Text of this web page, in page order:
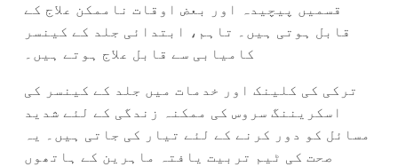
قسمیں پیچیدہ اور بعض اوقات ناممکن علاج کے
قابل ہوتی ہیں۔ تاہم، ابتدائی جلد کے کینسر
کامیابی سے قابل علاج ہوتے ہیں۔
ترکی کی کلینک اور خدمات میں جلد کے کینسر کی
اسکریننگ سروس کی ممکنہ زندگی کے لئے شدید
مسائل کو دور کرنے کے لئے تیار کی جاتی ہیں۔ یہ
صحت کی ٹیم تربیت یافتہ ماہرین کے ہاتھوں